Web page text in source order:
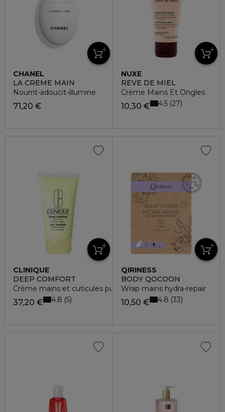
CHANEL
LA CRÈME MAIN
Nourrit-adoucit-illumine
71,20 €
NUXE
REVE DE MIEL
Crème Mains Et Ongles
10,30 € 4.5 27
CLINIQUE
DEEP COMFORT
Crème mains et cuticules pur confort
37,20 € 4.8 5
QIRINESS
BODY QOCOON
Wrap mains hydra-repair
10,50 € 4.8 33